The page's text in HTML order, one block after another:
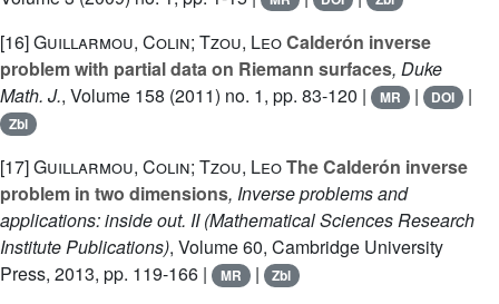
[16]Guillarmou, Colin; Tzou, LeoCalderón inverse
problem with partial data on Riemann surfaces, Duke
Math. J., Volume 158 (2011) no. 1, pp. 83-120 | MR | DOI |
Zbl
[17]Guillarmou, Colin; Tzou, LeoThe Calderón inverse
problem in two dimensions, Inverse problems and
applications: inside out. II(Mathematical Sciences Research
Institute Publications), Volume 60, Cambridge University
Press, 2013, pp. 119-166 |
MR | Zbl